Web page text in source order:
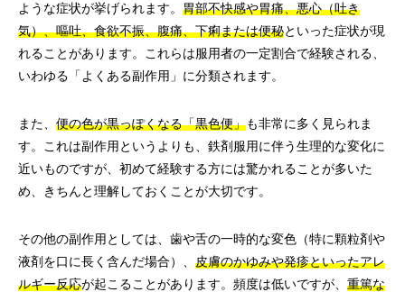
ような症状が挙げられます。 胃部不快感や胃痛、悪心（吐き
気）、嘔吐、食欲不振、腹痛、下痢または便秘といった症状が現
れることがあります。これらは服用者の一定割合で経験される、
いわゆる「よくある副作用」に分類されます。
また、 便の色が黒っぽくなる「黒色便」も非常に多く見られま
す。これは副作用というよりも、鉄剤服用に伴う生理的な変化に
近いものですが、初めて経験する方には驚かれることが多いた
め、きちんと理解しておくことが大切です。
その他の副作用としては、歯や舌の一時的な変色（特に顆粒剤や
液剤を口に長く含んだ場合）、 皮膚のかゆみや発疹といったアレ
ルギー反応が起こることがあります。頻度は低いですが、 重篤な